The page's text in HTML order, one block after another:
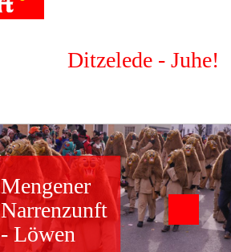
Ditzelede - Juhe!
Mengener
Narrenzunft
- Löwen